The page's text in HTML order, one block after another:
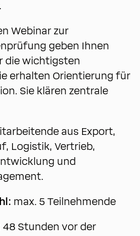
Webinar zur
geben Ihnen
die wichtigsten
erhalten Orientierung für
Sie klären zentrale
aus Export,
Logistik, Vertrieb,
und
max. 5 Teilnehmende
48 Stunden vor der